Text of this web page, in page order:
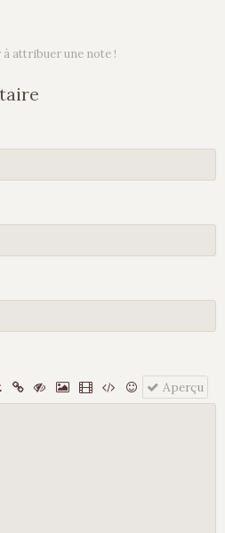
attribuer une note !
Aperçu